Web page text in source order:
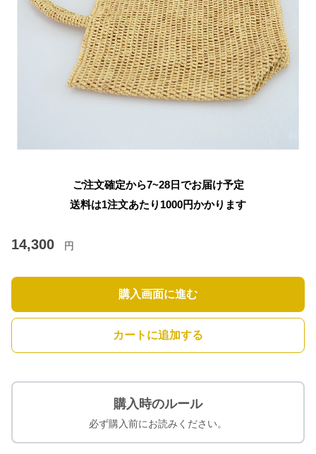
ご注文確定から7~28日でお届け予定
送料は1注文あたり 1000円かかります
14,300 円
購入画面に進む
カートに追加する
購入時のルール
必ず購入前にお読みください。